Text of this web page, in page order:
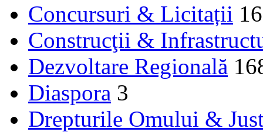
Concursuri & Licitații 16
Construcţii &
Dezvoltare Regională
Diaspora 3
Drepturile Omului &